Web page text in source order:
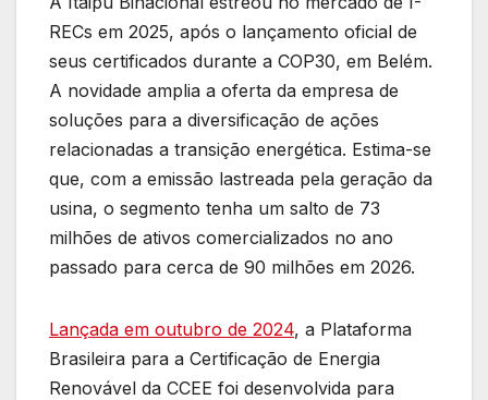
RECs em 2025, após o lançamento oficial de
seus certificados durante a COP30, em Belém.
A novidade amplia a oferta da empresa de
soluções para a diversificação de ações
relacionadas a transição energética. Estima-se
que, com a emissão lastreada pela geração da
usina, o segmento tenha um salto de 73
milhões de ativos comercializados no ano
passado para cerca de 90 milhões em 2026.
Lançada em outubro de 2024, a Plataforma
Brasileira para a Certificação de Energia
Renovável da CCEE foi desenvolvida para